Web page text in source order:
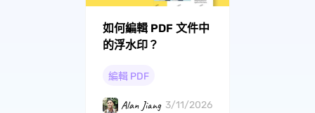
如何編輯 PDF 文件中
的浮水印？
編輯 PDF
Alan Jiang 3/11/2026